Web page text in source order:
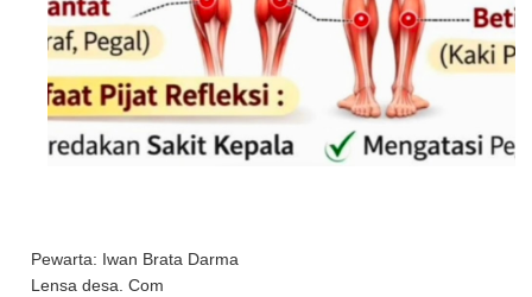
Pewarta: Iwan Brata Darma
Lensa desa. Com